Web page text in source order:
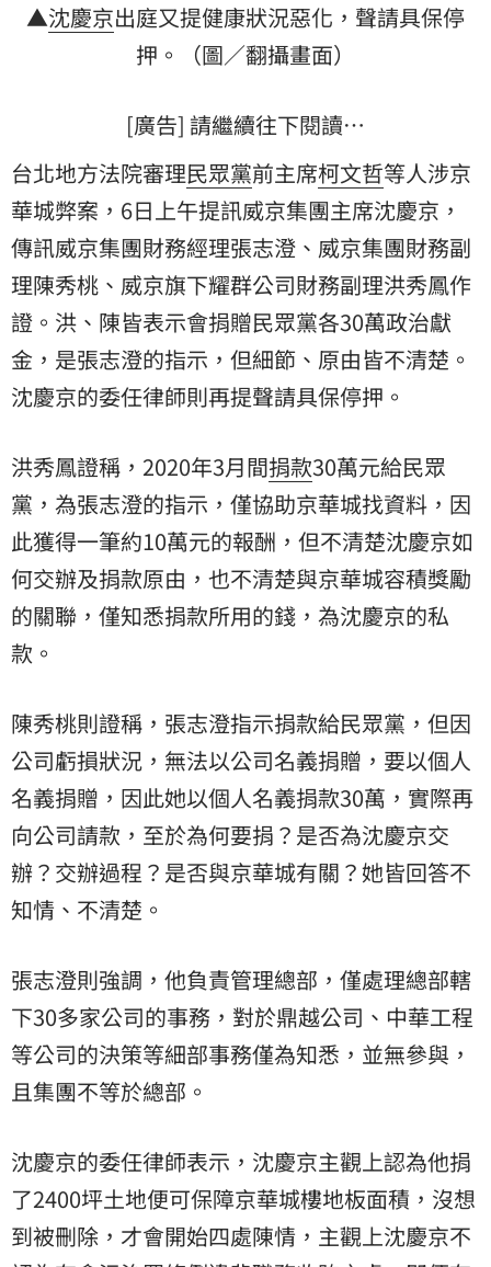
▲沈慶京出庭又提健康狀況惡化，聲請具保停
押 。（圖／翻攝畫面）
[廣告] 請繼續往下閱讀…
台北地方法院審理民眾黨前主席柯文哲等人涉京
華城弊案，6日上午提訊威京集團主席沈慶京，
傳訊威京集團財務經理張志澄、威京集團財務副
理陳秀桃、威京旗下耀群公司財務副理洪秀鳳作
證 。洪、陳皆表示會捐贈民眾黨各30萬政治獻
金，是張志澄的指示，但細節、原由皆不清楚。
沈慶京的委任律師則再提聲請具保停押。
洪秀鳳證稱，2020年3月間捐款30萬元給民眾
黨，為張志澄的指示，僅協助京華城找資料，因
此獲得一筆約10萬元的報酬，但不清楚沈慶京如
何交辦及捐款原由，也不清楚與京華城容積獎勵
的關聯，僅知悉捐款所用的錢，為沈慶京的私
款。
陳秀桃則證稱，張志澄指示捐款給民眾黨，但因
公司虧損狀況，無法以公司名義捐贈，要以個人
名義捐贈，因此她以個人名義捐款30萬，實際再
向公司請款，至於為何要捐？是否為沈慶京交
辦？交辦過程？是否與京華城有關？她皆回答不
知情、不清楚。
張志澄則強調，他負責管理總部，僅處理總部轄
下30多家公司的事務，對於鼎越公司、中華工程
等公司的決策等細部事務僅為知悉，並無參與，
且集團不等於總部。
沈慶京的委任律師表示，沈慶京主觀上認為他捐
了2400坪土地便可保障京華城樓地板面積，沒想
到被刪除，才會開始四處陳情，主觀上沈慶京不